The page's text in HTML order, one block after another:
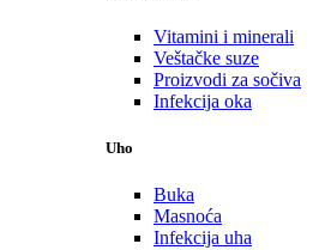
Vitamini i minerali
Veštačke suze
Proizvodi za sočiva
Infekcija oka
Uho
Buka
Masnoća
Infekcija uha